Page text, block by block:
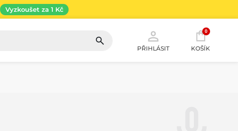
Vyzkoušet za 1 Kč
PŘIHLÁSIT
0
KOŠÍK